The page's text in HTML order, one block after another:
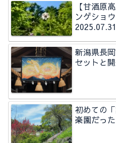
【甘酒原
ンゲショ
2025.07.31
新潟県長
セットと
初めての
楽園だっ